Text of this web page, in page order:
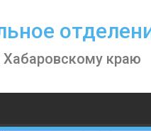
Хабаровскому краю